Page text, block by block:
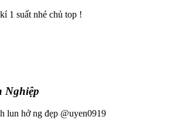
1 suất nhé chủ top !
Nghiệp
lun hở ng đẹp @uyen0919